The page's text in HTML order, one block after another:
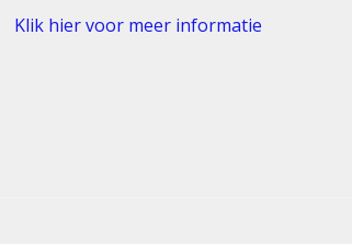
Klik hier voor meer informatie